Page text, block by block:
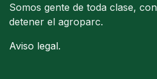
Somos gente de toda clase,
detener el agroparc.
Aviso legal.